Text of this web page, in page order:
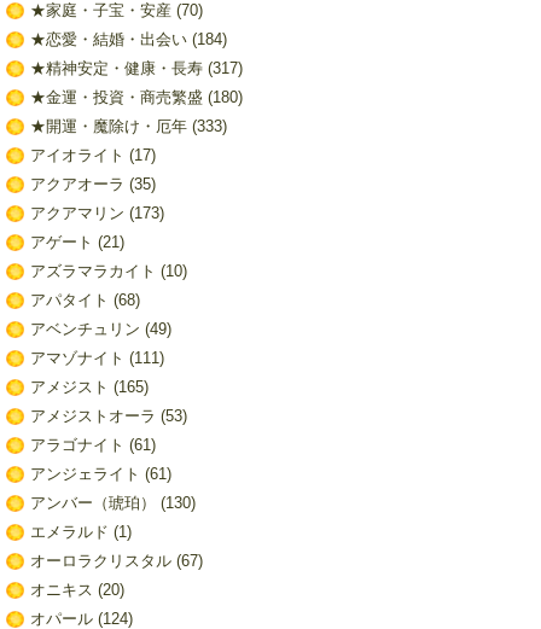
★家庭・子宝・安産(70)
★恋愛・結婚・出会い(184)
★精神安定・健康・長寿(317)
★金運・投資・商売繁盛 (180)
★開運・魔除け・厄年(333)
アイオライト (17)
アクアオーラ (35)
アクアマリン (173)
アゲート (21)
アズラマラカイト (10)
アパタイト (68)
アベンチュリン (49)
アマゾナイト (111)
アメジスト (165)
アメジストオーラ (53)
アラゴナイト (61)
アンジェライト (61)
アンバー（琥珀）
(130)
エメラルド (1)
オーロラクリスタル(67)
オニキス (20)
オパール(124)